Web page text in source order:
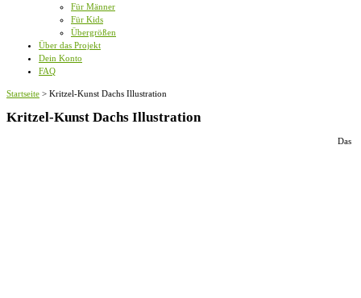
Für Männer
Für Kids
Übergrößen
Über das Projekt
Dein Konto
FAQ
Startseite > Kritzel-Kunst Dachs Illustration
Kritzel-Kunst Dachs Illustration
Das